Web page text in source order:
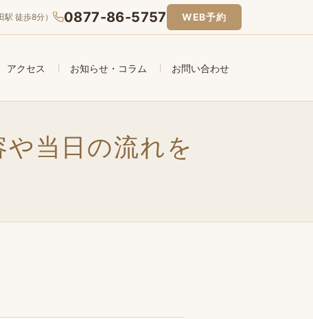
徒歩8分） 0877-86-5757 WEB予約
アクセス お知らせ・コラム お問い合わせ
当日の流れを